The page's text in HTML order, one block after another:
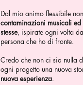
Dal mio animo flessibile
contaminazioni musicali
stesse, ispirate ogni volta
persona che ho di fronte.
Credo che non ci sia nulla
ogni progetto una nuova
nuova esperienza.